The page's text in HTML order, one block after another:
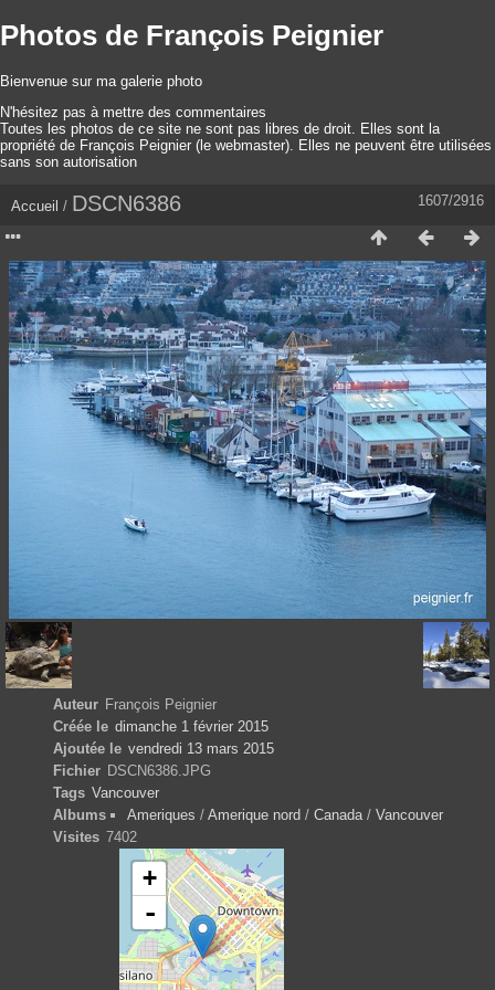
Photos de François Peignier
Bienvenue sur ma galerie photo
N'hésitez pas à mettre des commentaires
Toutes les photos de ce site ne sont pas libres de droit. Elles sont la
propriété de François Peignier (le webmaster). Elles ne peuvent être utilisées
sans son autorisation
1607/2916
Accueil / DSCN6386
Auteur François Peignier
Créée le dimanche 1 février 2015
Ajoutée le vendredi 13 mars 2015
Fichier DSCN6386.JPG
Tags Vancouver
Albums
Ameriques / Amerique nord / Canada / Vancouver
Visites 7402
+
-